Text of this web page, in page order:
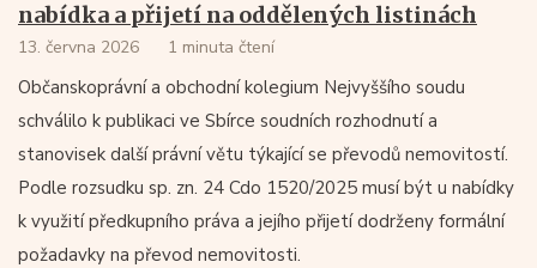
nabídka a přijetí na oddělených listinách
13. června 2026 1 minuta čtení
Občanskoprávní a obchodní kolegium Nejvyššího soudu
schválilo k publikaci ve Sbírce soudních rozhodnutí a
stanovisek další právní větu týkající se převodů nemovitostí.
Podle rozsudku sp. zn. 24 Cdo 1520/2025 musí být u nabídky
k využití předkupního práva a jejího přijetí dodrženy formální
požadavky na převod nemovitosti.